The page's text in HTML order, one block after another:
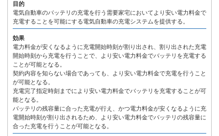
目的
電気自動車のバッテリの充電を行う需要家宅においてより安い電力料金で
充電することを可能にする電気自動車の充電システムを提供する。
効果
電力料金が安くなるように充電開始時刻が割り出され、割り出された充電
開始時刻から充電を行うことで、より安い電力料金でバッテリを充電する
ことが可能となる。
契約内容を知らない場合であっても、より安い電力料金で充電を行うこと
が可能となる。
充電完了指定時刻までにより安い電力料金でバッテリを充電することが可
能となる。
バッテリの残容量に合った充電が行え、かつ電力料金が安くなるように充
電開始時刻が割り出されるため、より安い電力料金でバッテリの残容量に
合った充電を行うことが可能となる。